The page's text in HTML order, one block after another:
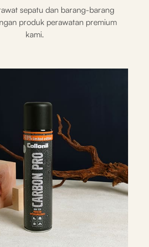
sepatu dan barang-barang
produk perawatan premium
kami.